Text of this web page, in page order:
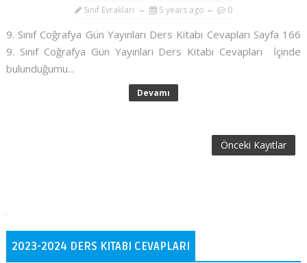
Sınıf Evrakları 5 years ago 0
9. Sınıf Coğrafya Gün Yayınları Ders Kitabı Cevapları Sayfa 166
9. Sınıf Coğrafya Gün Yayınları Ders Kitabı Cevapları İçinde
bulunduğumu...
Devamı
Önceki Kayıtlar
2023-2024 DERS KITABI CEVAPLARI